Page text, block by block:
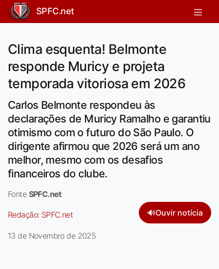
SPFC.net
Clima esquenta! Belmonte
responde Muricy e projeta
temporada vitoriosa em 2026
Carlos Belmonte respondeu às
declarações de Muricy Ramalho e garantiu
otimismo com o futuro do São Paulo. O
dirigente afirmou que 2026 será um ano
melhor, mesmo com os desafios
financeiros do clube.
Fonte SPFC.net
Redação: SPFC.net 🔊Ouvir notícia
13 de Novembro de 2025